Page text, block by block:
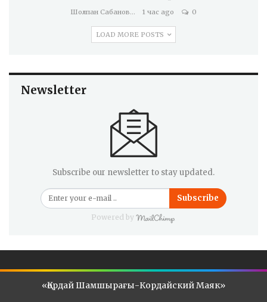
Шолпан Сабанова 1 час ago 0
LOAD MORE POSTS
Newsletter
Subscribe our newsletter to stay updated.
Subscribe
Powered by
«Қордай Шамшырағы-Кордайский Маяк»